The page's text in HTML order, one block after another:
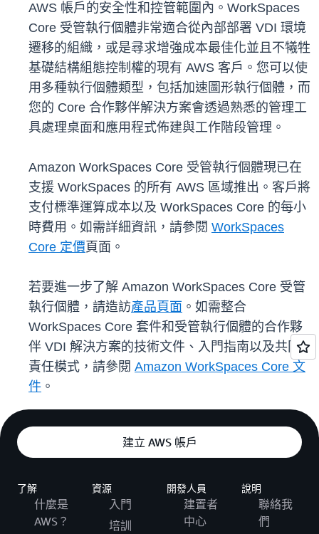
AWS 帳戶的安全性和控管範圍內。WorkSpaces
Core 受管執行個體非常適合從內部部署 VDI 環境
遷移的組織，或是尋求增強成本最佳化並且不犧牲
基礎結構組態控制權的現有 AWS 客戶。您可以使
用多種執行個體類型，包括加速圖形執行個體，而
您的 Core 合作夥伴解決方案會透過熟悉的管理工
具處理桌面和應用程式佈建與工作階段管理。
Amazon WorkSpaces Core 受管執行個體現已在
支援 WorkSpaces 的所有 AWS 區域推出。客戶將
支付標準運算成本以及 WorkSpaces Core 的每小
時費用。如需詳細資訊，請參閱 WorkSpaces
Core 定價 頁面。
若要進一步了解 Amazon WorkSpaces Core 受管
執行個體，請造訪產品頁面 。如需整合
WorkSpaces Core 套件和受管執行個體的合作夥
伴 VDI 解決方案的技術文件、入門指南以及共同
責任模式，請參閱 Amazon WorkSpaces Core 文
件 。
建立 AWS 帳戶
了解
什麼是
AWS？
資源
入門
培訓
開發人員
建置者
中心
說明
聯絡我
們